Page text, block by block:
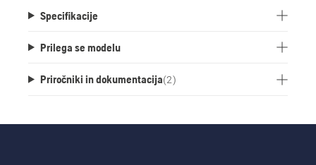
Specifikacije
Prilega se modelu
Priročniki in dokumentacija(2)